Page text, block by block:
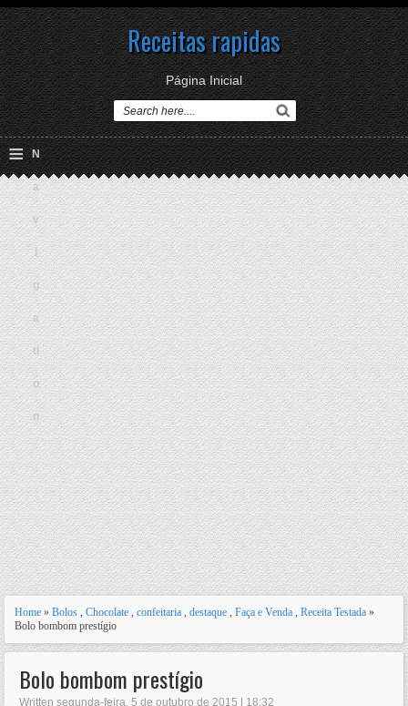
Receitas rapidas
Página Inicial
≡ N
a
v
i
g
a
ti
o
n
Home » Bolos , Chocolate , confeitaria , destaque , Faça e Venda , Receita Testada »
Bolo bombom prestígio
Bolo bombom prestígio
Written segunda-feira, 5 de outubro de 2015 | 18:32